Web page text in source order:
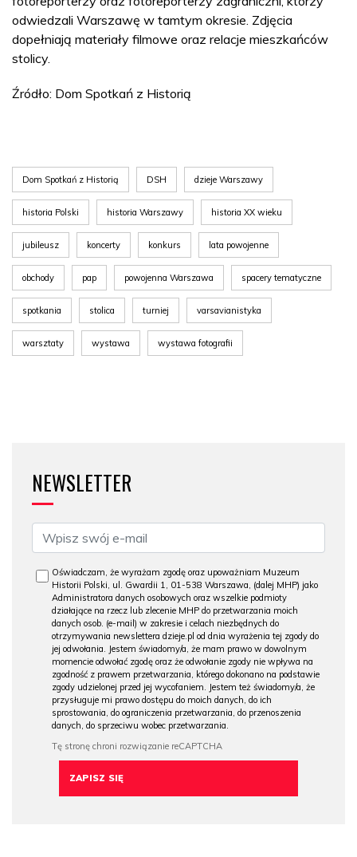
odwiedzali Warszawę w tamtym okresie. Zdjęcia
dopełniają materiały filmowe oraz relacje mieszkańców
stolicy.
Źródło: Dom Spotkań z Historią
Dom Spotkań z Historią DSH dzieje Warszawy
historia Polski historia Warszawy historia XX wieku
jubileusz koncerty konkurs lata powojenne
obchody pap powojenna Warszawa spacery tematyczne
spotkania stolica turniej varsavianistyka
warsztaty wystawa wystawa fotografii
NEWSLETTER
Oświadczam, że wyrażam zgodę oraz upoważniam Muzeum
Historii Polski, ul. Gwardii 1, 01-538 Warszawa, (dalej MHP) jako
Administratora danych osobowych oraz wszelkie podmioty
działające na rzecz lub zlecenie MHP do przetwarzania moich
danych osob. (e-mail) w zakresie i celach niezbędnych do
otrzymywania newslettera dzieje.pl od dnia wyrażenia tej zgody do
jej odwołania. Jestem świadomy/a, że mam prawo w dowolnym
momencie odwołać zgodę oraz że odwołanie zgody nie wpływa na
zgodność z prawem przetwarzania, którego dokonano na podstawie
zgody udzielonej przed jej wycofaniem. Jestem też świadomy/a, że
przysługuje mi prawo dostępu do moich danych, do ich
sprostowania, do ograniczenia przetwarzania, do przenoszenia
danych, do sprzeciwu wobec przetwarzania.